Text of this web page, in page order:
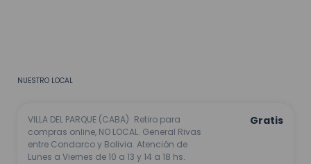
NUESTRO LOCAL
VILLA DEL PARQUE (CABA) Retiro para
compras online, NO LOCAL. General Rivas
entre Condarco y Bolivia. Atención de
Lunes a Viernes de 10 a 13 y 14 a 18 hs.
Gratis